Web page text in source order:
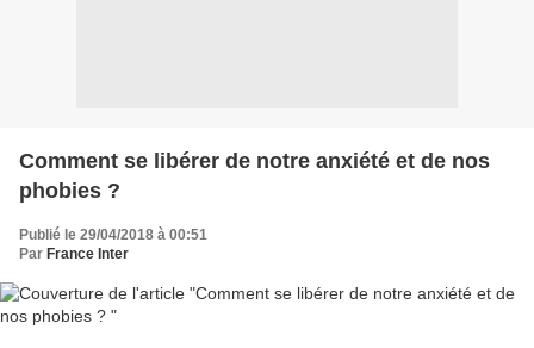
Comment se libérer de notre anxiété et de nos
phobies ?
Publié le 29/04/2018 à 00:51
Par France Inter